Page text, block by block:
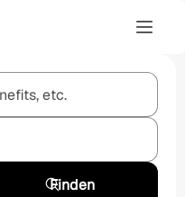
etc.
Finden